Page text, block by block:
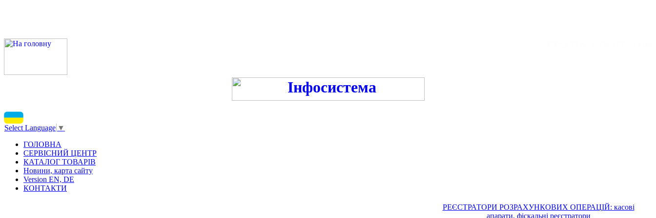
Select Language ▼
ГОЛОВНА
СЕРВІСНИЙ ЦЕНТР
КАТАЛОГ ТОВАРІВ
Новини, карта сайту
Version EN, DE
КОНТАКТИ
РЕЄСТРАТОРИ РОЗРАХУНКОВИХ ОПЕРАЦІЙ: касові
апарати, фіскальні реєстратори